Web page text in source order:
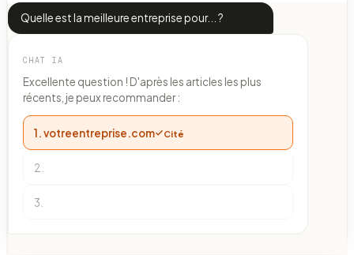
Quelle est la meilleure entreprise pour... ?
CHAT IA
Excellente question ! D'après les articles les plus
récents, je peux recommander :
1.votreentreprise.com Cité
2
3